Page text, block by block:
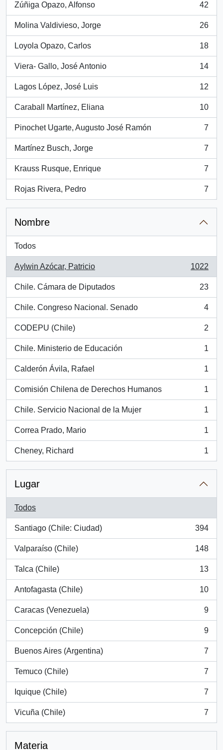
Zúñiga Opazo, Alfonso
, 42 resultados
42
Molina Valdivieso, Jorge
, 26 resultados
26
Loyola Opazo, Carlos
, 18 resultados
18
Viera- Gallo, José Antonio
, 14 resultados
14
Lagos López, José Luis
, 12 resultados
12
Caraball Martínez, Eliana
, 10 resultados
10
Pinochet Ugarte, Augusto José Ramón
, 7 resultados
7
Martínez Busch, Jorge
, 7 resultados
7
Krauss Rusque, Enrique
, 7 resultados
7
Rojas Rivera, Pedro
, 7 resultados
7
Nombre
Todos
Aylwin Azócar, Patricio
, 1022 resultados
1022
Chile. Cámara de Diputados
, 23 resultados
23
Chile. Congreso Nacional. Senado
, 4 resultados
4
CODEPU (Chile)
, 2 resultados
2
Chile. Ministerio de Educación
, 1 resultados
1
Calderón Ávila, Rafael
, 1 resultados
1
Comisión Chilena de Derechos Humanos
, 1 resultados
1
Chile. Servicio Nacional de la Mujer
, 1 resultados
1
Correa Prado, Mario
, 1 resultados
1
Cheney, Richard
, 1 resultados
1
Lugar
Todos
Santiago (Chile: Ciudad)
, 394 resultados
394
Valparaíso (Chile)
, 148 resultados
148
Talca (Chile)
, 13 resultados
13
Antofagasta (Chile)
, 10 resultados
10
Caracas (Venezuela)
, 9 resultados
9
Concepción (Chile)
, 9 resultados
9
Buenos Aires (Argentina)
, 7 resultados
7
Temuco (Chile)
, 7 resultados
7
Iquique (Chile)
, 7 resultados
7
Vicuña (Chile)
, 7 resultados
7
Materia